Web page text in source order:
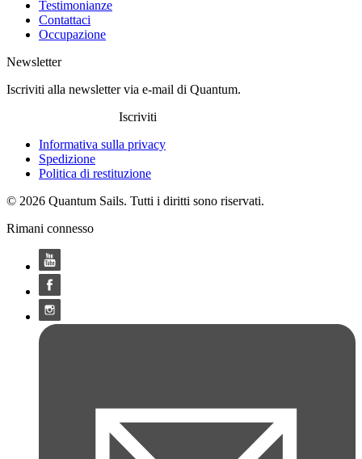
Testimonianze
Contattaci
Occupazione
Newsletter
Iscriviti alla newsletter via e-mail di Quantum.
Iscriviti
Informativa sulla privacy
Spedizione
Politica di restituzione
© 2026 Quantum Sails. Tutti i diritti sono riservati.
Rimani connesso